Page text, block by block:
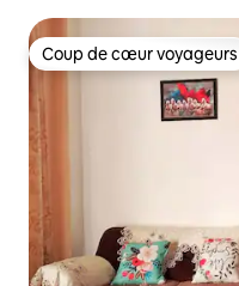
Coup de cœur voyageurs
Coup de cœur voyageurs